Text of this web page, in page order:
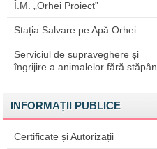
Î.M. „Orhei Proiect”
Stația Salvare pe Apă Orhei
Serviciul de supraveghere și
îngrijire a animalelor fără stăpân
INFORMAȚII PUBLICE
Certificate și Autorizații